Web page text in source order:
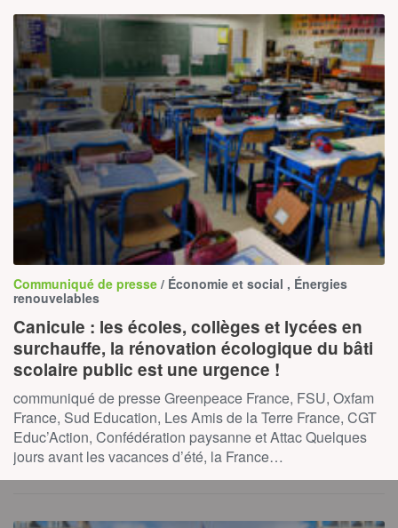
Communiqué de presse / Économie et social , Énergies
renouvelables
Canicule : les écoles, collèges et lycées en
surchauffe, la rénovation écologique du bâti
scolaire public est une urgence !
communiqué de presse Greenpeace France, FSU, Oxfam
France, Sud Education, Les Amis de la Terre France, CGT
Educ’Action, Confédération paysanne et Attac Quelques
jours avant les vacances d’été, la France…